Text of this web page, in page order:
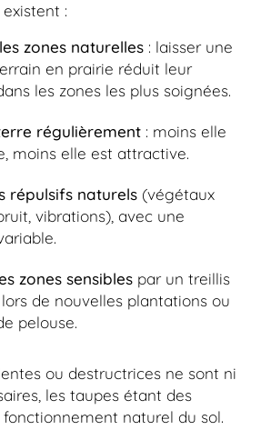
:
zones naturelles : laisser une
en prairie réduit leur
les zones les plus soignées.
régulièrement : moins elle
moins elle est attractive.
répulsifs naturels (végétaux
vibrations), avec une
zones sensibles par un treillis
de nouvelles plantations ou
pelouse.
ou destructrices ne sont ni
les taupes étant des
fonctionnement naturel du sol.